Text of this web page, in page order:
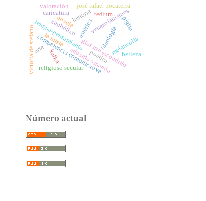
glosario escondido
competencia comunicativaideología
venezolanismos
estética
melancolía
tedium
novela
victoria de stefanolengua-pensamiento
josé rafael pocaterra
eduardo sanabria
caricatura
piglia
kafka poética belleza
simbólico
religioso secular
historia
valoración
arte
la mista
Número actual